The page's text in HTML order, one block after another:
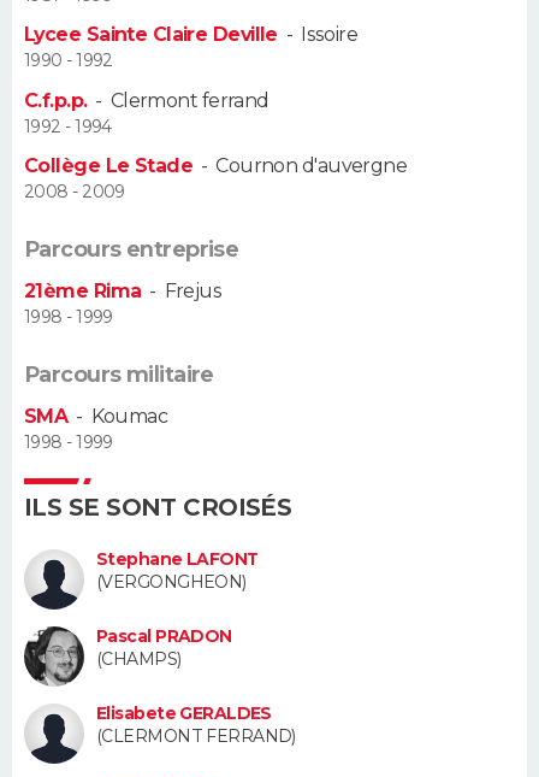
Alimentation
Guide de la santé
Maladies
Médicaments
Sommeil
VOYAGE
Destinations
City break
Voyage nature
Voyage de noces
Forum
Climat
+
PHOTO
GUIDES D'ACHAT
CARTE DE VOEUX
Carte de Noël
Carte Bonne année
Carte Saint-Valentin
Carte Pâques
Carte d'anniversaire
Dictionnaire
Biographies
Citations
Expressions
Proverbes
COPAINS D'AVANT
S'inscrire
Se connecter
Lycées
Collèges
Primaires
Universités
Entreprises
Service militaire
Avis de recherche
AVIS DE DÉCÈS
FORUM
Bricolage
Lifestyle
Culture
Sport
Auto
Television
Voyage
Cinema
Lycee Sainte Claire Deville - Issoire
1990 - 1992
C.f.p.p.- Clermont ferrand
1992 - 1994
Collège Le Stade -Cournon d'auvergne
2008 - 2009
Parcours entreprise
21ème Rima - Frejus
1998 - 1999
Parcours militaire
SMA- Koumac
1998 - 1999
ILS SE SONT CROISÉS
Stephane LAFONT
(VERGONGHEON)
Pascal PRADON
(CHAMPS)
Elisabete GERALDES
(CLERMONT FERRAND)